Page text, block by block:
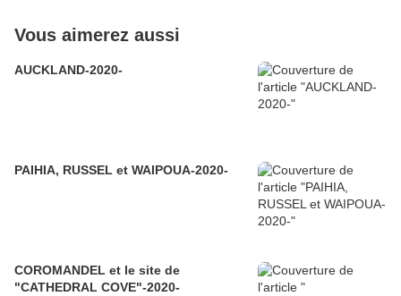
Vous aimerez aussi
AUCKLAND-2020-
PAIHIA, RUSSEL et WAIPOUA-2020-
COROMANDEL et le site de
"CATHEDRAL COVE"-2020-